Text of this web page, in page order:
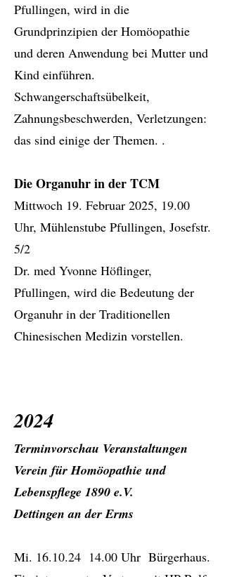
Pfullingen, wird in die
Grundprinzipien der Homöopathie
und deren Anwendung bei Mutter und
Kind einführen.
Schwangerschaftsübelkeit,
Zahnungsbeschwerden, Verletzungen:
das sind einige der Themen. .
Die Organuhr in der TCM
Mittwoch 19. Februar 2025, 19.00
Uhr, Mühlenstube Pfullingen, Josefstr.
5/2
Dr. med Yvonne Höflinger,
Pfullingen, wird die Bedeutung der
Organuhr in der Traditionellen
Chinesischen Medizin vorstellen.
2024
Terminvorschau Veranstaltungen
Verein für Homöopathie und
Lebenspflege 1890 e.V.
Dettingen an der Erms
Mi. 16.10.24 14.00 Uhr Bürgerhaus.